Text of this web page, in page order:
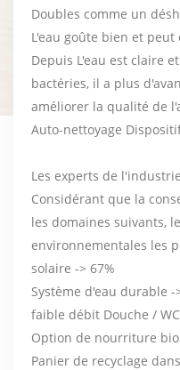
Doubles comme un
L'eau goûte bien et
Depuis L'eau est claire
bactéries, il a plus
améliorer la qualité de
Auto-nettoyage
Les experts de
Considérant que la
les domaines suivants,
environnementales les
solaire -> 67%
Système d'eau durable -
faible débit Douche /
Option de nourriture
Panier de recyclage